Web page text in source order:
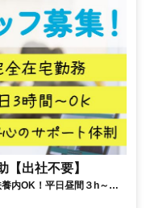
【出社不要】
内OK！平日昼間３h～。